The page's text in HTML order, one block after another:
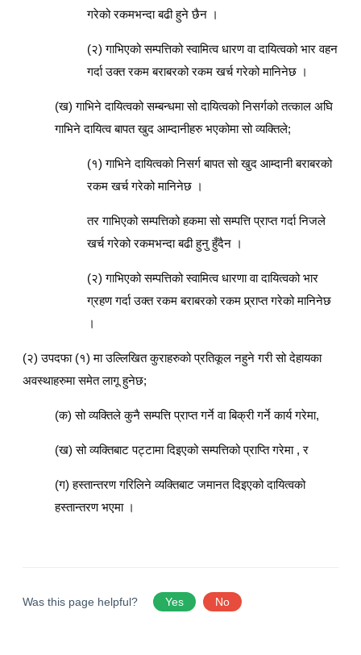
गरेको रकमभन्दा बढी हुने छैन ।
(२) गाभिएको सम्पत्तिको स्वामित्व धारण वा दायित्वको भार वहन
गर्दा उक्त रकम बराबरको रकम खर्च गरेको मानिनेछ ।
(ख) गाभिने दायित्वको सम्बन्धमा सो दायित्वको निसर्गको तत्काल अघि
गाभिने दायित्व बापत खुद आम्दानीहरु भएकोमा सो व्यक्तिले;
(१) गाभिने दायित्वको निसर्ग बापत सो खुद आम्दानी बराबरको
रकम खर्च गरेको मानिनेछ ।
तर गाभिएको सम्पत्तिको हकमा सो सम्पत्ति प्राप्त गर्दा निजले
खर्च गरेको रकमभन्दा बढी हुनु हुँदैन ।
(२) गाभिएको सम्पत्तिको स्वामित्व धारणा वा दायित्वको भार
ग्रहण गर्दा उक्त रकम बराबरको रकम प्र्राप्त गरेको मानिनेछ
।
(२) उपदफा (१) मा उल्लिखित कुराहरुको प्रतिकूल नहुने गरी सो देहायका
अवस्थाहरुमा समेत लागू हुनेछ;
(क) सो व्यक्तिले कुनै सम्पत्ति प्राप्त गर्ने वा बिक्री गर्ने कार्य गरेमा,
(ख) सो व्यक्तिबाट पट्टामा दिइएको सम्पत्तिको प्राप्ति गरेमा , र
(ग) हस्तान्तरण गरिलिने व्यक्तिबाट जमानत दिइएको दायित्वको
हस्तान्तरण भएमा ।
Was this page helpful? Yes No